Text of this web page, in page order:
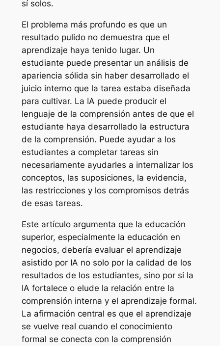
sí solos.
El problema más profundo es que un
resultado pulido no demuestra que el
aprendizaje haya tenido lugar. Un
estudiante puede presentar un análisis de
apariencia sólida sin haber desarrollado el
juicio interno que la tarea estaba diseñada
para cultivar. La IA puede producir el
lenguaje de la comprensión antes de que el
estudiante haya desarrollado la estructura
de la comprensión. Puede ayudar a los
estudiantes a completar tareas sin
necesariamente ayudarles a internalizar los
conceptos, las suposiciones, la evidencia,
las restricciones y los compromisos detrás
de esas tareas.
Este artículo argumenta que la educación
superior, especialmente la educación en
negocios, debería evaluar el aprendizaje
asistido por IA no solo por la calidad de los
resultados de los estudiantes, sino por si la
IA fortalece o elude la relación entre la
comprensión interna y el aprendizaje formal.
La afirmación central es que el aprendizaje
se vuelve real cuando el conocimiento
formal se conecta con la comprensión